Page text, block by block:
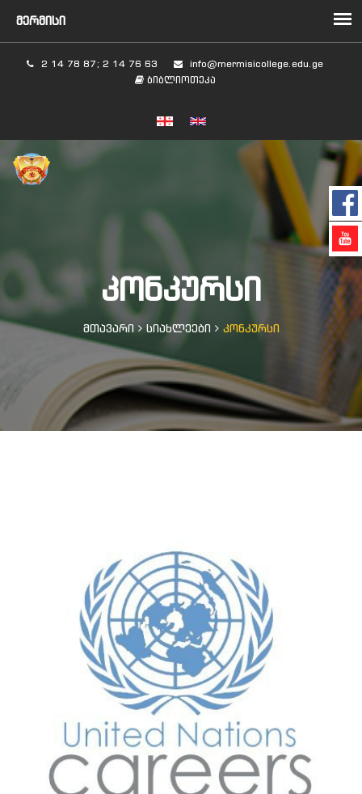
2 14 78 87; 2 14 76 63
info@mermisicollege.edu.ge
ბიბლიოთეკა
ᲙᲝᲜᲙᲣᲠᲡᲘ
მთავარი სიახლეები კონკურსი